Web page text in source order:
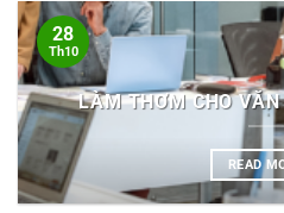
LÀM THƠM CHO
READ
28
Th10